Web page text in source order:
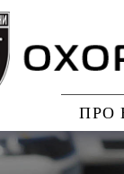
ПРО